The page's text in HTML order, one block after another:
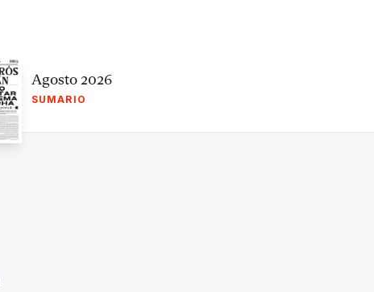
Agosto 2026
SUMARIO